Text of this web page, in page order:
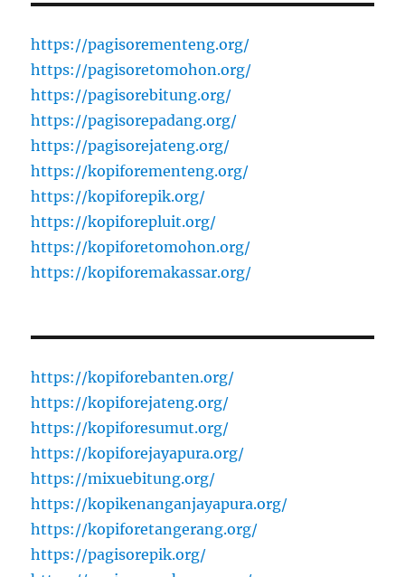
https://pagisorementeng.org/
https://pagisoretomohon.org/
https://pagisorebitung.org/
https://pagisorepadang.org/
https://pagisorejateng.org/
https://kopiforementeng.org/
https://kopiforepik.org/
https://kopiforepluit.org/
https://kopiforetomohon.org/
https://kopiforemakassar.org/
https://kopiforebanten.org/
https://kopiforejateng.org/
https://kopiforesumut.org/
https://kopiforejayapura.org/
https://mixuebitung.org/
https://kopikenanganjayapura.org/
https://kopiforetangerang.org/
https://pagisorepik.org/